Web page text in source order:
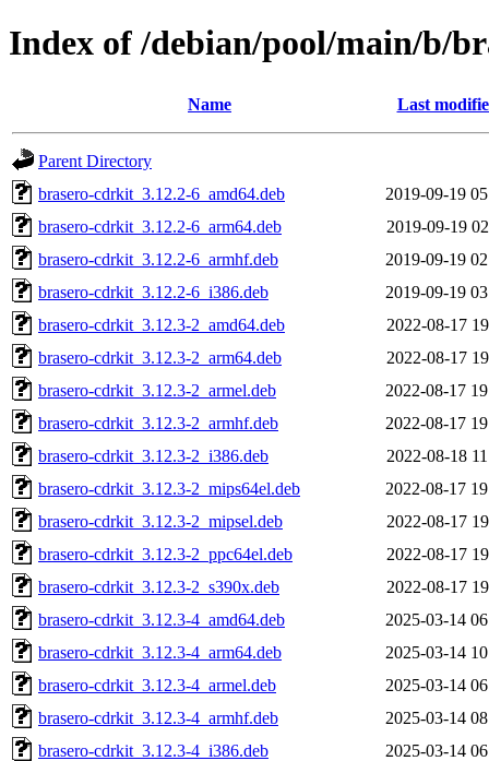
Index of /debian/pool/main/b/
Name Last
Parent Directory
brasero-cdrkit_3.12.2-6_amd64.deb
2019-09-19
brasero-cdrkit_3.12.2-6_arm64.deb
2019-09-19
brasero-cdrkit_3.12.2-6_armhf.deb
2019-09-19
brasero-cdrkit_3.12.2-6_i386.deb
2019-09-19
brasero-cdrkit_3.12.3-2_amd64.deb
2022-08-17
brasero-cdrkit_3.12.3-2_arm64.deb
2022-08-17
brasero-cdrkit_3.12.3-2_armel.deb
2022-08-17
brasero-cdrkit_3.12.3-2_armhf.deb
2022-08-17
brasero-cdrkit_3.12.3-2_i386.deb
2022-08-18
brasero-cdrkit_3.12.3-2_mips64el.deb
2022-08-17
brasero-cdrkit_3.12.3-2_mipsel.deb
2022-08-17
brasero-cdrkit_3.12.3-2_ppc64el.deb
2022-08-17
brasero-cdrkit_3.12.3-2_s390x.deb
2022-08-17
brasero-cdrkit_3.12.3-4_amd64.deb
2025-03-14
brasero-cdrkit_3.12.3-4_arm64.deb
2025-03-14
brasero-cdrkit_3.12.3-4_armel.deb
2025-03-14
brasero-cdrkit_3.12.3-4_armhf.deb
2025-03-14
brasero-cdrkit_3.12.3-4_i386.deb
2025-03-14